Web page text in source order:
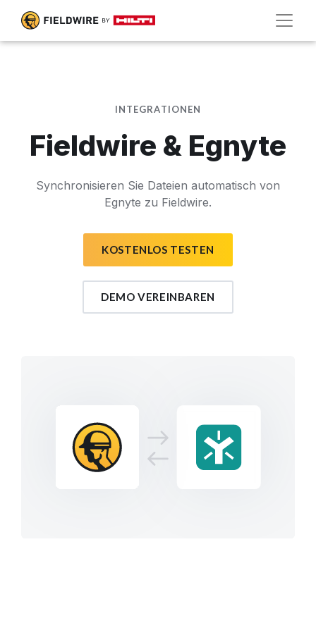
INTEGRATIONEN
Fieldwire & Egnyte
Synchronisieren Sie Dateien automatisch von
Egnyte zu Fieldwire.
KOSTENLOS TESTEN
DEMO VEREINBAREN